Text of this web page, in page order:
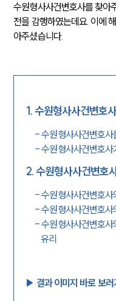
수원형사사건변호사를찾아
전을 감행하였는데요. 이에
아주셨습니다.
1.수원형사사건변호
-수원형사사건변호사
-수원형사사건변호사
2.수원형사사건변호
-수원형사사건변호
-수원형사사건변호
-수원형사사건변호사
유리
▶︎ 결과 이미지 바로 보러